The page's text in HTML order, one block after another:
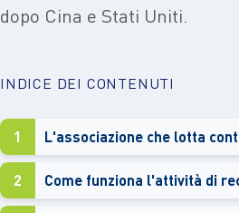
dopo Cina e Stati Uniti.
INDICE DEI CONTENUTI
1 L'associazione che lotta
2 Come funziona l'attività di